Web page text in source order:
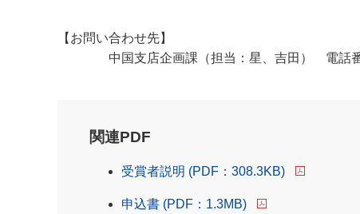
【お問い合わせ先】
中国支店企画課（担当：星、吉田） 電話番
関連PDF
受賞者説明 (PDF：308.3KB)
申込書 (PDF：1.3MB)